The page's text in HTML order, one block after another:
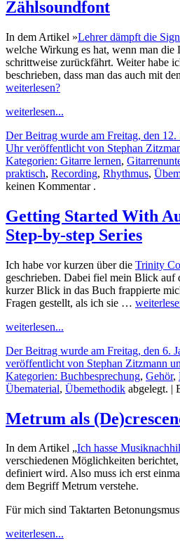
Zählsoundfont
In dem Artikel »Lehrer dämpft die
welche Wirkung es hat, wenn man die
schrittweise zurückfährt. Weiter habe
beschrieben, dass man das auch mit
weiterlesen?
weiterlesen...
Der Beitrag wurde am Freitag, den
Uhr veröffentlicht von Stephan
Kategorien: Gitarre lernen,
praktisch, Recording, Rhythmus,
keinen Kommentar .
Getting Started With
Step-by-step Series
Ich habe vor kurzen über die Trinity
geschrieben. Dabei fiel mein Blick auf
kurzer Blick in das Buch frappierte
Fragen gestellt, als ich sie …
weiterlesen...
Der Beitrag wurde am Freitag, den 6.
veröffentlicht von Stephan Zitzmann
Kategorien: Buchbesprechung, Gehör,
Übematerial, Übemethodik abgelegt. |
Metrum als
In dem Artikel „Ich hasse
verschiedenen Möglichkeiten
definiert wird. Also muss ich erst
dem Begriff Metrum verstehe.
Für mich sind Taktarten
weiterlesen...